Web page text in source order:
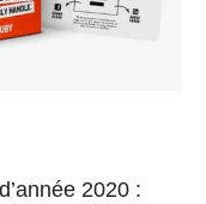
2020 :